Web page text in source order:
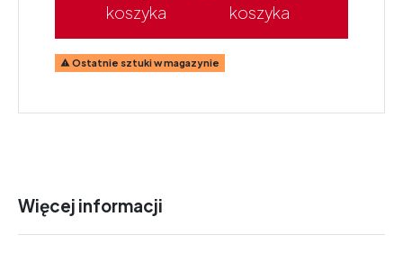
koszyka
 Ostatnie sztuki w magazynie
Więcej informacji